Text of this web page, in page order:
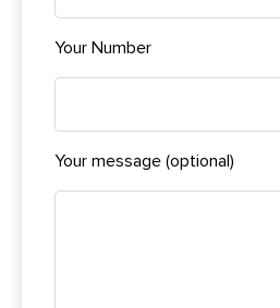
Your Number
Your message (optional)